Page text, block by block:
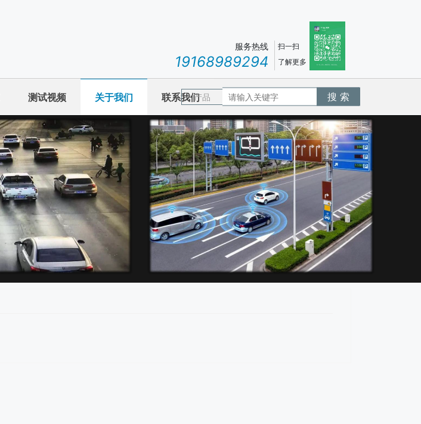
服务热线
19168989294
扫一扫
了解更多
测试视频 关于我们 联系我们产品 搜 索